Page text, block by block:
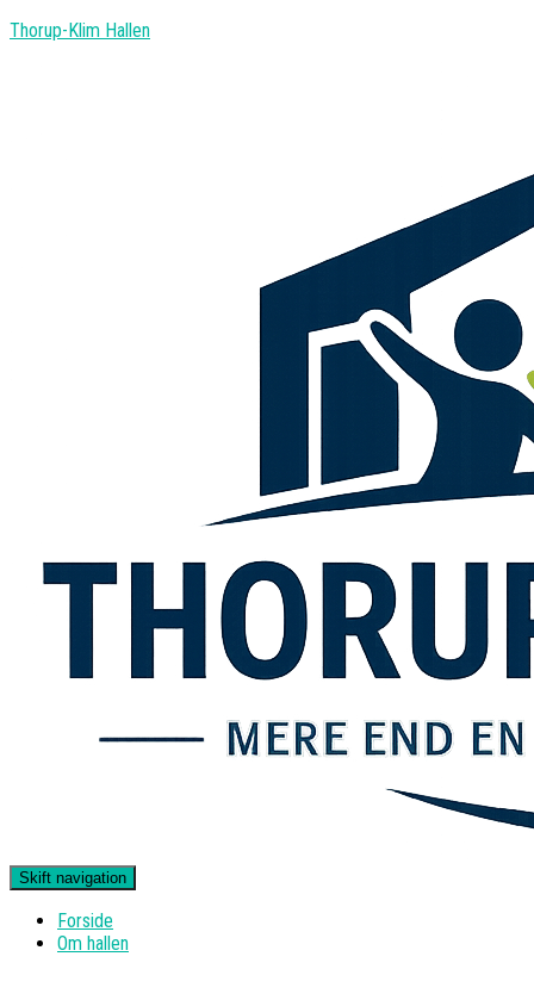
Thorup-Klim Hallen
Skift navigation
Forside
Om hallen